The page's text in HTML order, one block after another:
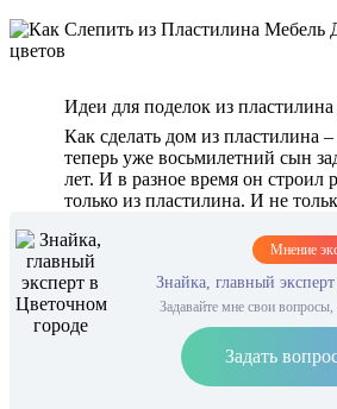
Идеи для поделок из
Как сделать дом из пластилина
теперь уже восьмилетний сын
лет. И в разное время он строил
только из пластилина. И не
Мнение
Знайка, главный
Задавайте мне свои
Задать